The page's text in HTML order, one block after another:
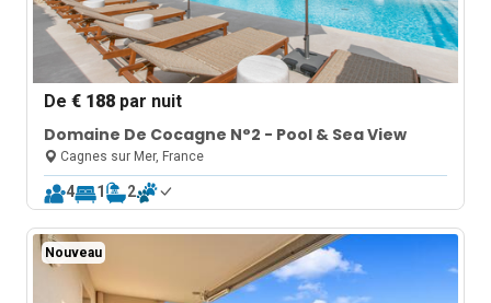
De€ 188 par nuit
Domaine De Cocagne N°2 - Pool & Sea View
Cagnes sur Mer, France
4 1 2
Nouveau